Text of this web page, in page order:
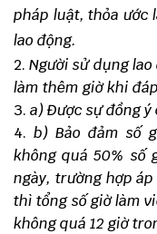
pháp luật, thỏa ước
lao động.
Người sử dụng
làm thêm giờ khi
a) Được sự đồng
b) Bảo đảm số
không quá 50% số
ngày, trường hợp
thì tổng số giờ làm
không quá 12 giờ